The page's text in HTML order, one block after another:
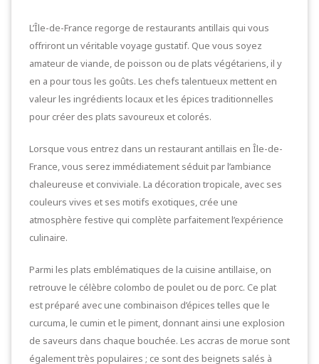
L’Île-de-France regorge de restaurants antillais qui vous
offriront un véritable voyage gustatif. Que vous soyez
amateur de viande, de poisson ou de plats végétariens, il y
en a pour tous les goûts. Les chefs talentueux mettent en
valeur les ingrédients locaux et les épices traditionnelles
pour créer des plats savoureux et colorés.
Lorsque vous entrez dans un restaurant antillais en Île-de-
France, vous serez immédiatement séduit par l’ambiance
chaleureuse et conviviale. La décoration tropicale, avec ses
couleurs vives et ses motifs exotiques, crée une
atmosphère festive qui complète parfaitement l’expérience
culinaire.
Parmi les plats emblématiques de la cuisine antillaise, on
retrouve le célèbre colombo de poulet ou de porc. Ce plat
est préparé avec une combinaison d’épices telles que le
curcuma, le cumin et le piment, donnant ainsi une explosion
de saveurs dans chaque bouchée. Les accras de morue sont
également très populaires ; ce sont des beignets salés à